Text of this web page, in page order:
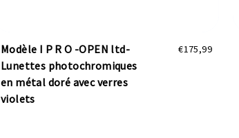
Modèle I P R O -OPEN ltd-
Lunettes photochromiques
en métal doré avec verres
violets
€175,99